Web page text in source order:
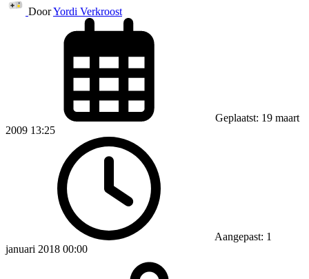
DoorYordi Verkroost
Geplaatst: 19 maart
2009 13:25
Aangepast: 1
januari 2018 00:00